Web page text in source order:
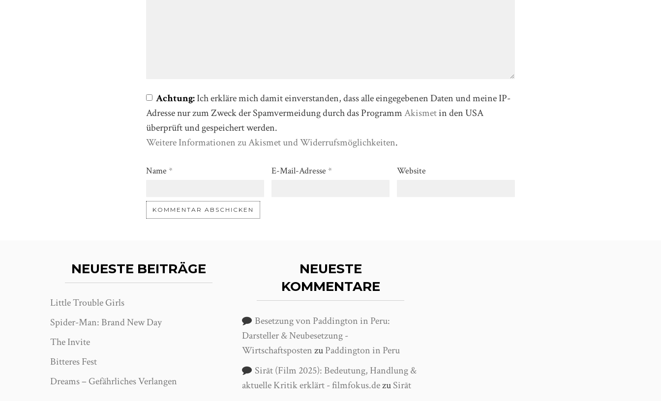
Achtung:Ich erkläre mich damit einverstanden, dass alle eingegebenen Daten und meine IP-
Adresse nur zum Zweck der Spamvermeidung durch das ProgrammAkismetin den USA
überprüft und gespeichert werden.
Weitere Informationen zu Akismet und Widerrufsmöglichkeiten.
Name * E-Mail-Adresse * Website
NEUESTE BEITRÄGE
Little Trouble Girls
Spider-Man: Brand New Day
The Invite
Bitteres Fest
Dreams – Gefährliches Verlangen
NEUESTE
KOMMENTARE
Besetzung von Paddington in Peru:
Darsteller & Neubesetzung -
WirtschaftspostenzuPaddington in Peru
Sirāt (Film 2025): Bedeutung, Handlung &
aktuelle Kritik erklärt - filmfokus.dezuSirāt